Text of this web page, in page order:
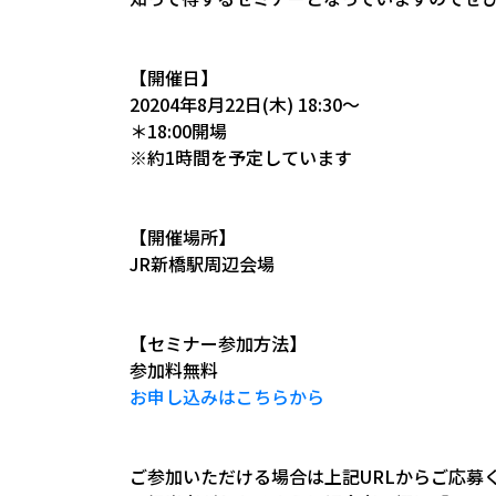
【開催日】
20204年8月22日(木) 18:30〜
＊18:00開場
※約1時間を予定しています
【開催場所】
JR新橋駅周辺会場
【セミナー参加方法】
参加料無料
お申し込みはこちらから
ご参加いただける場合は上記URLからご応募